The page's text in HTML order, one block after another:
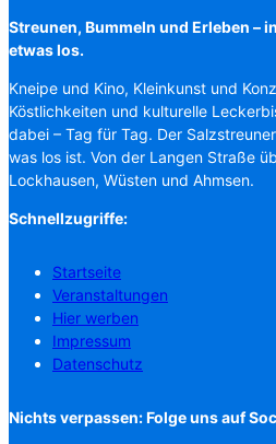
Streunen, Bummeln und Erleben –
etwas los.
Kneipe und Kino, Kleinkunst und
Köstlichkeiten und kulturelle
dabei – Tag für Tag. Der
was los ist. Von der Langen Straße
Lockhausen, Wüsten und Ahmsen.
Schnellzugriffe:
Startseite
Veranstaltungen
Hier werben
Impressum
Datenschutz
Nichts verpassen: Folge uns auf